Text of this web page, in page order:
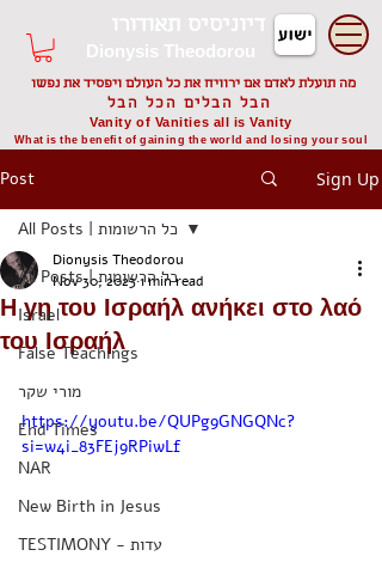
דיוניסיס תאודורו
Dionysis Theodorou
מה תועלת לאדם אם ירוויח את כל העולם ויפסיד את נפשו
הבל הבלים הכל הבל
Vanity of Vanities all is Vanity
What is the benefit of gaining the world and losing your soul
Post Sign Up
All Posts | כל הרשומות
Israel
False Teachings
מורי שקר
End Times
NAR
New Birth in Jesus
TESTIMONY - עדות
All Posts | כל הרשומות
Η γη του Ισραήλ ανήκει στο λαό
του Ισραήλ
Dionysis Theodorou
Nov 30, 20231 min read
https://youtu.be/QUPg9GNGQNc?
si=w4i_83FEj9RPiwLf